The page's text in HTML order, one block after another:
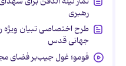
رهبری
طرح اختصاصی تبیان ویژه
جهانی قدس
فومو؛ غول جیب‌بر فضای